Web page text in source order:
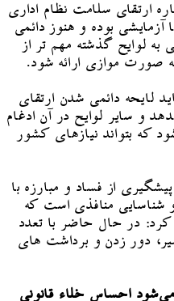
ارتقای سلامت نظام اداری
بوده و هنوز دائمی
لوایح گذشته مهم تر از
صورت موازی ارائه شود.
لایحه دائمی شدن ارتقای
و سایر لوایح در آن ادغام
که بتواند نیازهای کشور
پیشگیری از فساد و مبارزه با
و شناسایی منافذی است که
در حال حاضر با تعدد
دور زدن و برداشت های
احساس خلاء قانونی